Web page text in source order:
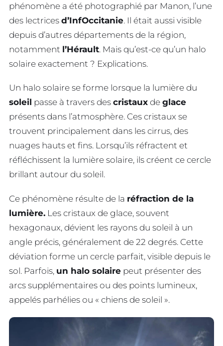
phénomène a été photographié par Manon, l’une
des lectrices d’InfOccitanie. Il était aussi visible
depuis d’autres départements de la région,
notamment l’Hérault. Mais qu’est-ce qu’un halo
solaire exactement ? Explications.
Un halo solaire se forme lorsque la lumière du
soleil passe à travers des cristaux de glace
présents dans l’atmosphère. Ces cristaux se
trouvent principalement dans les cirrus, des
nuages hauts et fins. Lorsqu’ils réfractent et
réfléchissent la lumière solaire, ils créent ce cercle
brillant autour du soleil.
Ce phénomène résulte de la réfraction de la
lumière. Les cristaux de glace, souvent
hexagonaux, dévient les rayons du soleil à un
angle précis, généralement de 22 degrés. Cette
déviation forme un cercle parfait, visible depuis le
sol. Parfois, un halo solaire peut présenter des
arcs supplémentaires ou des points lumineux,
appelés parhélies ou « chiens de soleil ».